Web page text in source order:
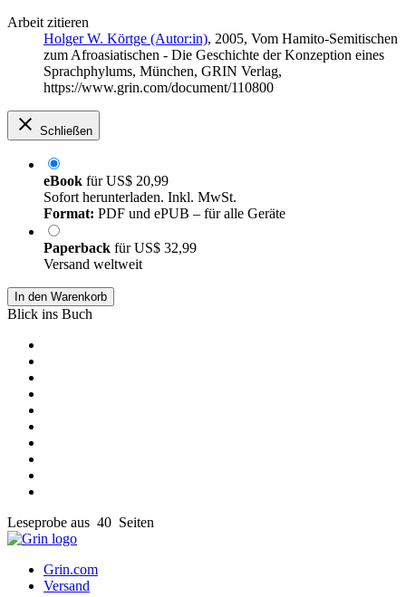
Arbeit zitieren
Holger W. Körtge (Autor:in), 2005, Vom Hamito-Semitischen
zum Afroasiatischen - Die Geschichte der Konzeption eines
Sprachphylums, München, GRIN Verlag,
https://www.grin.com/document/110800
Schließen
eBook fürUS$ 20,99
Sofort herunterladen. Inkl. MwSt.
Format: PDF und ePUB – für alle Geräte
Paperback fürUS$ 32,99
Versand weltweit
In den Warenkorb
Blick ins Buch
Leseprobe aus 40 Seiten
Grin.com
Versand